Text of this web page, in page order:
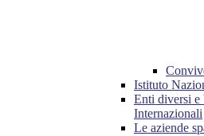
Istituto
Enti diversi e
Internazionali
Le aziende